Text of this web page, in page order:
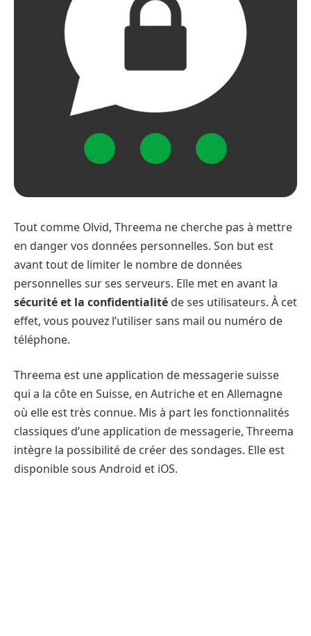
Tout comme Olvid, Threema ne cherche pas à mettre
en danger vos données personnelles. Son but est
avant tout de limiter le nombre de données
personnelles sur ses serveurs. Elle met en avant la
sécurité et la confidentialité de ses utilisateurs. À cet
effet, vous pouvez l’utiliser sans mail ou numéro de
téléphone.
Threema est une application de messagerie suisse
qui a la côte en Suisse, en Autriche et en Allemagne
où elle est très connue. Mis à part les fonctionnalités
classiques d’une application de messagerie, Threema
intègre la possibilité de créer des sondages. Elle est
disponible sous Android et iOS.